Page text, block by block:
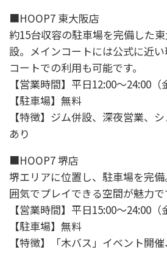
■HOOP7 東大阪店
約15台収容の駐車場を完備した
設。メインコートには公式に近
コートでの利用も可能です。
【営業時間】平日12:00〜24:00（
【駐車場】無料
【特徴】ジム併設、深夜営業、
あり
■HOOP7 堺店
堺エリアに位置し、駐車場を完
囲気でプレイできる空間が魅力で
【営業時間】平日15:00〜24:00（
【駐車場】無料
【特徴】「木バス」イベント開